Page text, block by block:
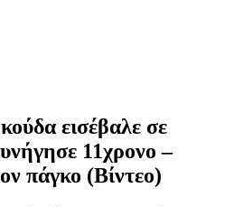
εισέβαλε σε
11χρονο –
πάγκο (Βίντεο)